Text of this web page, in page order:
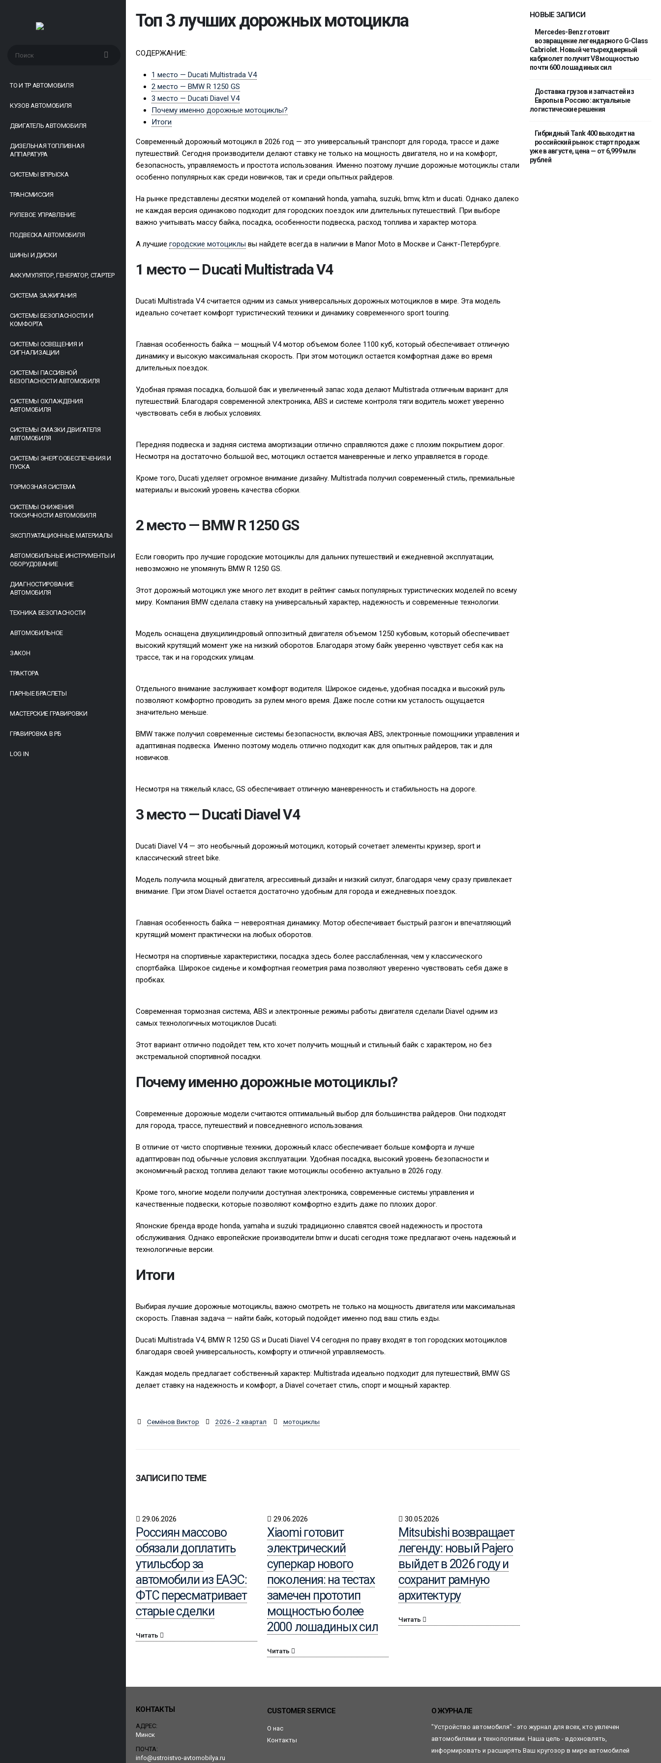
ТО И ТР АВТОМОБИЛЯ
КУЗОВ АВТОМОБИЛЯ
ДВИГАТЕЛЬ АВТОМОБИЛЯ
ДИЗЕЛЬНАЯ ТОПЛИВНАЯ
АППАРАТУРА
СИСТЕМЫ ВПРЫСКА
ТРАНСМИССИЯ
РУЛЕВОЕ УПРАВЛЕНИЕ
ПОДВЕСКА АВТОМОБИЛЯ
ШИНЫ И ДИСКИ
АККУМУЛЯТОР, ГЕНЕРАТОР, СТАРТЕР
СИСТЕМА ЗАЖИГАНИЯ
СИСТЕМЫ БЕЗОПАСНОСТИ И
КОМФОРТА
СИСТЕМЫ ОСВЕЩЕНИЯ И
СИГНАЛИЗАЦИИ
СИСТЕМЫ ПАССИВНОЙ
БЕЗОПАСНОСТИ АВТОМОБИЛЯ
СИСТЕМЫ ОХЛАЖДЕНИЯ
АВТОМОБИЛЯ
СИСТЕМЫ СМАЗКИ ДВИГАТЕЛЯ
АВТОМОБИЛЯ
СИСТЕМЫ ЭНЕРГООБЕСПЕЧЕНИЯ И
ПУСКА
ТОРМОЗНАЯ СИСТЕМА
СИСТЕМЫ СНИЖЕНИЯ
ТОКСИЧНОСТИ АВТОМОБИЛЯ
ЭКСПЛУАТАЦИОННЫЕ МАТЕРИАЛЫ
АВТОМОБИЛЬНЫЕ ИНСТРУМЕНТЫ И
ОБОРУДОВАНИЕ
ДИАГНОСТИРОВАНИЕ
АВТОМОБИЛЯ
ТЕХНИКА БЕЗОПАСНОСТИ
АВТОМОБИЛЬНОЕ
ЗАКОН
ТРАКТОРА
ПАРНЫЕ БРАСЛЕТЫ
МАСТЕРСКИЕ ГРАВИРОВКИ
ГРАВИРОВКА В РБ
LOG IN
Топ 3 лучших дорожных мотоцикла
СОДЕРЖАНИЕ:
1 место — Ducati Multistrada V4
2 место — BMW R 1250 GS
3 место — Ducati Diavel V4
Почему именно дорожные мотоциклы?
Итоги
Современный дорожный мотоцикл в 2026 год — это универсальный транспорт для города, трассе и даже
путешествий. Сегодня производители делают ставку не только на мощность двигателя, но и на комфорт,
безопасность, управляемость и простота использования. Именно поэтому лучшие дорожные мотоциклы стали
особенно популярных как среди новичков, так и среди опытных райдеров.
На рынке представлены десятки моделей от компаний honda, yamaha, suzuki, bmw, ktm и ducati. Однако далеко
не каждая версия одинаково подходит для городских поездок или длительных путешествий. При выборе
важно учитывать массу байка, посадка, особенности подвеска, расход топлива и характер мотора.
А лучшие городские мотоциклы вы найдете всегда в наличии в Manor Moto в Москве и Санкт-Петербурге.
1 место — Ducati Multistrada V4
Ducati Multistrada V4 считается одним из самых универсальных дорожных мотоциклов в мире. Эта модель
идеально сочетает комфорт туристический техники и динамику современного sport touring.
Главная особенность байка — мощный V4 мотор объемом более 1100 куб, который обеспечивает отличную
динамику и высокую максимальная скорость. При этом мотоцикл остается комфортная даже во время
длительных поездок.
Удобная прямая посадка, большой бак и увеличенный запас хода делают Multistrada отличным вариант для
путешествий. Благодаря современной электроника, ABS и системе контроля тяги водитель может уверенно
чувствовать себя в любых условиях.
Передняя подвеска и задняя система амортизации отлично справляются даже с плохим покрытием дорог.
Несмотря на достаточно большой вес, мотоцикл остается маневренные и легко управляется в городе.
Кроме того, Ducati уделяет огромное внимание дизайну. Multistrada получил современный стиль, премиальные
материалы и высокий уровень качества сборки.
2 место — BMW R 1250 GS
Если говорить про лучшие городские мотоциклы для дальних путешествий и ежедневной эксплуатации,
невозможно не упомянуть BMW R 1250 GS.
Этот дорожный мотоцикл уже много лет входит в рейтинг самых популярных туристических моделей по всему
миру. Компания BMW сделала ставку на универсальный характер, надежность и современные технологии.
Модель оснащена двухцилиндровый оппозитный двигателя объемом 1250 кубовым, который обеспечивает
высокий крутящий момент уже на низкий оборотов. Благодаря этому байк уверенно чувствует себя как на
трассе, так и на городских улицам.
Отдельного внимание заслуживает комфорт водителя. Широкое сиденье, удобная посадка и высокий руль
позволяют комфортно проводить за рулем много время. Даже после сотни км усталость ощущается
значительно меньше.
BMW также получил современные системы безопасности, включая ABS, электронные помощники управления и
адаптивная подвеска. Именно поэтому модель отлично подходит как для опытных райдеров, так и для
новичков.
Несмотря на тяжелый класс, GS обеспечивает отличную маневренность и стабильность на дороге.
3 место — Ducati Diavel V4
Ducati Diavel V4 — это необычный дорожный мотоцикл, который сочетает элементы круизер, sport и
классический street bike.
Модель получила мощный двигателя, агрессивный дизайн и низкий силуэт, благодаря чему сразу привлекает
внимание. При этом Diavel остается достаточно удобным для города и ежедневных поездок.
Главная особенность байка — невероятная динамику. Мотор обеспечивает быстрый разгон и впечатляющий
крутящий момент практически на любых оборотов.
Несмотря на спортивные характеристики, посадка здесь более расслабленная, чем у классического
спортбайка. Широкое сиденье и комфортная геометрия рама позволяют уверенно чувствовать себя даже в
пробках.
Современная тормозная система, ABS и электронные режимы работы двигателя сделали Diavel одним из
самых технологичных мотоциклов Ducati.
Этот вариант отлично подойдет тем, кто хочет получить мощный и стильный байк с характером, но без
экстремальной спортивной посадки.
Почему именно дорожные мотоциклы?
Современные дорожные модели считаются оптимальный выбор для большинства райдеров. Они подходят
для города, трассе, путешествий и повседневного использования.
В отличие от чисто спортивные техники, дорожный класс обеспечивает больше комфорта и лучше
адаптирован под обычные условия эксплуатации. Удобная посадка, высокий уровень безопасности и
экономичный расход топлива делают такие мотоциклы особенно актуально в 2026 году.
Кроме того, многие модели получили доступная электроника, современные системы управления и
качественные подвески, которые позволяют комфортно ездить даже по плохих дорог.
Японские бренда вроде honda, yamaha и suzuki традиционно славятся своей надежность и простота
обслуживания. Однако европейские производители bmw и ducati сегодня тоже предлагают очень надежный и
технологичные версии.
Итоги
Выбирая лучшие дорожные мотоциклы, важно смотреть не только на мощность двигателя или максимальная
скорость. Главная задача — найти байк, который подойдет именно под ваш стиль езды.
Ducati Multistrada V4, BMW R 1250 GS и Ducati Diavel V4 сегодня по праву входят в топ городских мотоциклов
благодаря своей универсальность, комфорту и отличной управляемость.
Каждая модель предлагает собственный характер: Multistrada идеально подходит для путешествий, BMW GS
делает ставку на надежность и комфорт, а Diavel сочетает стиль, спорт и мощный характер.
Семёнов Виктор 2026 - 2 квартал мотоциклы
ЗАПИСИ ПО ТЕМЕ
29.06.2026
Россиян массово
обязали доплатить
утильсбор за
автомобили из ЕАЭС:
ФТС пересматривает
старые сделки
Читать
29.06.2026
Xiaomi готовит
электрический
суперкар нового
поколения: на тестах
замечен прототип
мощностью более
2000 лошадиных сил
Читать
30.05.2026
Mitsubishi возвращает
легенду: новый Pajero
выйдет в 2026 году и
сохранит рамную
архитектуру
Читать
НОВЫЕ ЗАПИСИ
Mercedes-Benz готовит
возвращение легендарного G-Class
Cabriolet. Новый четырехдверный
кабриолет получит V8 мощностью
почти 600 лошадиных сил
Доставка грузов и запчастей из
Европы в Россию: актуальные
логистические решения
Гибридный Tank 400 выходит на
российский рынок: старт продаж
уже в августе, цена — от 6,999 млн
рублей
КОНТАКТЫ
АДРЕС:
Минск
ПОЧТА:
info@ustroistvo-avtomobilya.ru
CUSTOMER SERVICE
О нас
Контакты
О ЖУРНАЛЕ
"Устройство автомобиля" - это журнал для всех, кто увлечен
автомобилями и технологиями. Наша цель - вдохновлять,
информировать и расширять Ваш кругозор в мире автомобилей